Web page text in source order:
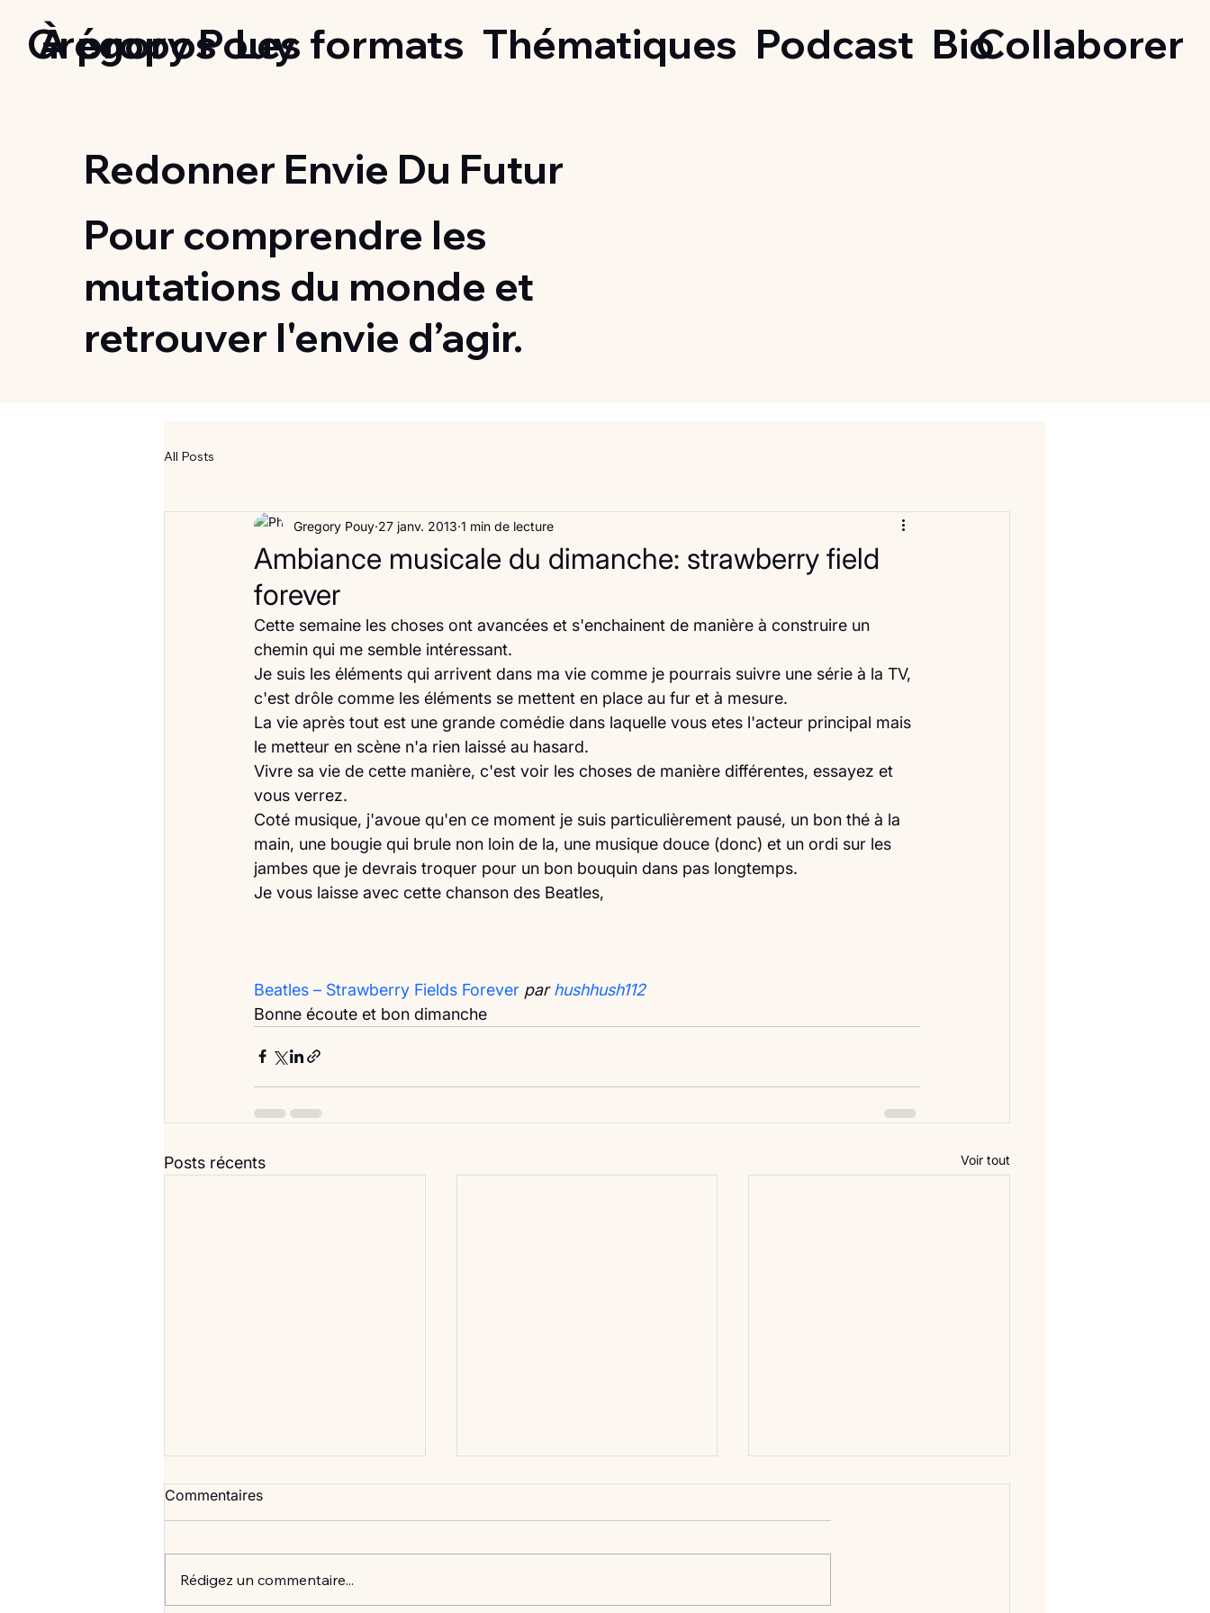
Grégory Pouy
À propos Les formats Thématiques Podcast BioCollaborer
Redonner Envie Du Futur
Pour comprendre les
mutations du monde et
retrouver l'envie d’agir.
All Posts
Ambiance musicale du dimanche: strawberry field
forever
Gregory Pouy 27 janv. 2013 1 min de lecture
Cette semaine les choses ont avancées et s'enchainent de manière à construire un
chemin qui me semble intéressant.
Je suis les éléments qui arrivent dans ma vie comme je pourrais suivre une série à la TV,
c'est drôle comme les éléments se mettent en place au fur et à mesure.
La vie après tout est une grande comédie dans laquelle vous etes l'acteur principal mais
le metteur en scène n'a rien laissé au hasard.
Vivre sa vie de cette manière, c'est voir les choses de manière différentes, essayez et
vous verrez.
Coté musique, j'avoue qu'en ce moment je suis particulièrement pausé, un bon thé à la
main, une bougie qui brule non loin de la, une musique douce (donc) et un ordi sur les
jambes que je devrais troquer pour un bon bouquin dans pas longtemps.
Je vous laisse avec cette chanson des Beatles,
Beatles – Strawberry Fields Forever par hushhush112
Bonne écoute et bon dimanche
Posts récents Voir tout
Commentaires
Rédigez un commentaire...